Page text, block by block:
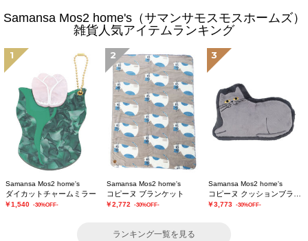
Samansa Mos2 home's（サマンサモスモスホームズ）
雑貨人気アイテムランキング
1
Samansa Mos2 home's
ダイカットチャームミラー
￥1,540 -30%OFF-
2
Samansa Mos2 home's
コピーヌ ブランケット
￥2,772 -30%OFF-
3
Samansa Mos2 home's
￥3,773 -30%OFF-
ランキング一覧を見る